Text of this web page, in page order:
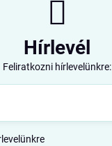
Hírlevél
Feliratkozni hírlevelünkre: